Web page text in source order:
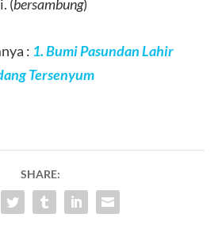
(bersambung)
: 1. Bumi Pasundan Lahir
Tersenyum
SHARE: